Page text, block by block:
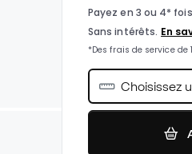
Choisissez